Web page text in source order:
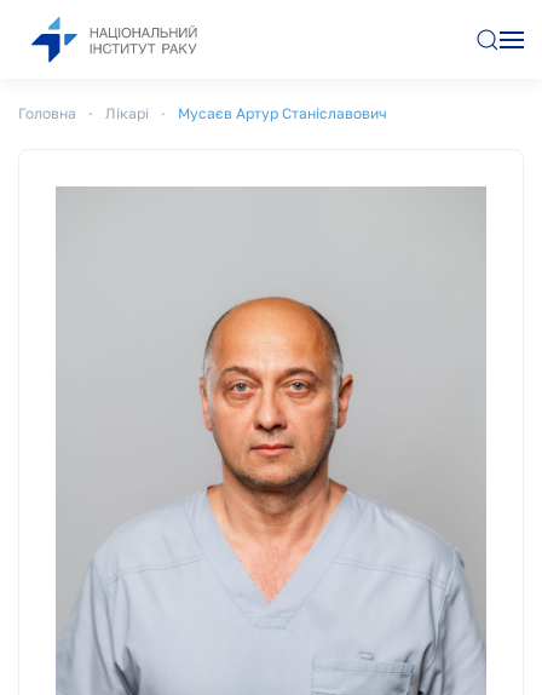
Головна Лікарі Мусаєв Артур Станіславович